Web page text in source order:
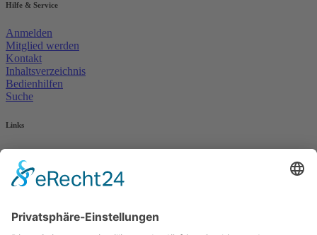
Hilfe & Service
Anmelden
Mitglied werden
Kontakt
Inhaltsverzeichnis
Bedienhilfen
Suche
Links
AWO Jobportal
AWO Ehrenamt Portal
AWO Schulgesundheitsfachkräfte
AWO Pflegeberatung